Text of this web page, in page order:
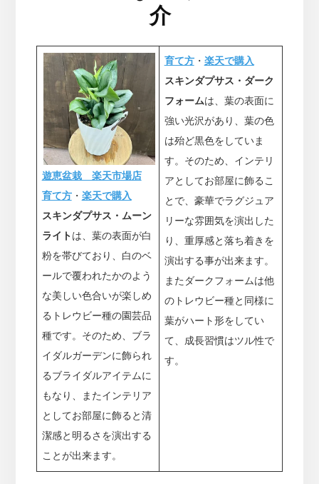
介
遊恵盆栽 楽天市場店
育て方・ 楽天で購入
スキンダプサス・ムーン
ライト は、葉の表面が白
粉を帯びており、白のベ
ールで覆われたかのよう
な美しい色合いが楽しめ
るトレウビー種の園芸品
種です。そのため、ブラ
イダルガーデンに飾られ
るブライダルアイテムに
もなり、またインテリア
としてお部屋に飾ると清
潔感と明るさを演出する
ことが出来ます。
育て方・ 楽天で購入
スキンダプサス・ダーク
フォームは、葉の表面に
強い光沢があり、葉の色
は殆ど黒色をしていま
す。そのため、インテリ
アとしてお部屋に飾るこ
とで、豪華でラグジュア
リーな雰囲気を演出した
り、重厚感と落ち着きを
演出する事が出来ます。
またダークフォームは他
のトレウビー種と同様に
葉がハート形をしてい
て、成長習慣はツル性で
す。